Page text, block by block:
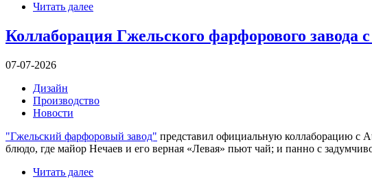
Читать далее
Коллаборация Гжельского фарфорового завода
07-07-2026
Дизайн
Производство
Новости
"Гжельский фарфоровый завод" представил официальную коллаборацию с
блюдо, где майор Нечаев и его верная «Левая» пьют чай; и панно с
Читать далее